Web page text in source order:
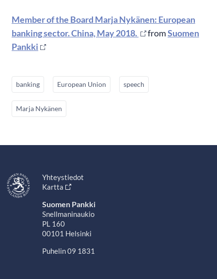
Member of the Board Marja Nykänen: European
banking sector. China, May 2018.
fromSuomen
Pankki
banking European Union speech
Marja Nykänen
Yhteystiedot
Kartta
Suomen Pankki
Snellmaninaukio
PL 160
00101 Helsinki
Puhelin 09 1831